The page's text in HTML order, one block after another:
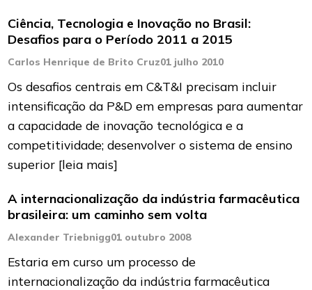
Ciência, Tecnologia e Inovação no Brasil:
Desafios para o Período 2011 a 2015
Carlos Henrique de Brito Cruz01 julho 2010
Os desafios centrais em C&T&I precisam incluir
intensificação da P&D em empresas para aumentar
a capacidade de inovação tecnológica e a
competitividade; desenvolver o sistema de ensino
superior [leia mais]
A internacionalização da indústria farmacêutica
brasileira: um caminho sem volta
Alexander Triebnigg01 outubro 2008
Estaria em curso um processo de
internacionalização da indústria farmacêutica